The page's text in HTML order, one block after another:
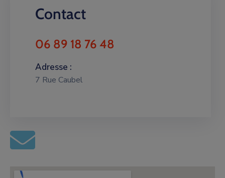
Contact
06 89 18 76 48
Adresse :
7 Rue Caubel